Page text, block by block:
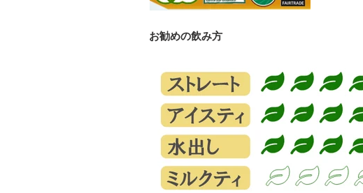
お勧めの飲み方